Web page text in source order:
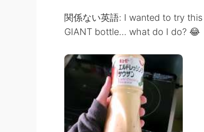
関係ない英語: I wanted to try
GIANT bottle... what do I do? 😂